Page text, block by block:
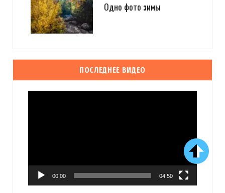
Одно фото зимы
ПОСЛЕДНЕЕ ВИДЕО
00:00 04:50